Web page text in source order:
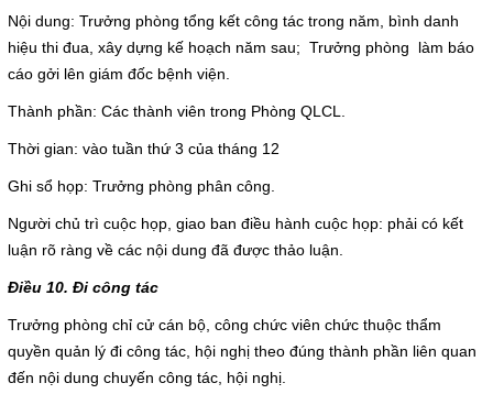
Nội dung: Trưởng phòng tổng kết công tác trong năm, bình danh
hiệu thi đua, xây dựng kế hoạch năm sau; Trưởng phòng làm báo
cáo gởi lên giám đốc bệnh viện.
Thành phần: Các thành viên trong Phòng QLCL.
Thời gian: vào tuần thứ 3 của tháng 12
Ghi sổ họp: Trưởng phòng phân công.
Người chủ trì cuộc họp, giao ban điều hành cuộc họp: phải có kết
luận rõ ràng về các nội dung đã được thảo luận.
Điều 10. Đi công tác
Trưởng phòng chỉ cử cán bộ, công chức viên chức thuộc thẩm
quyền quản lý đi công tác, hội nghị theo đúng thành phần liên quan
đến nội dung chuyến công tác, hội nghị.